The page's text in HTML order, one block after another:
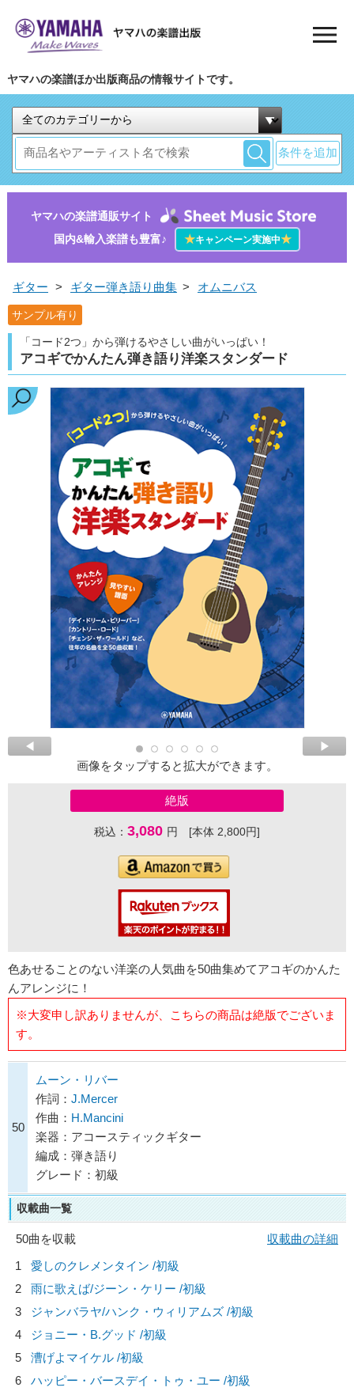
ヤマハの楽譜ほか出版商品の情報サイトです。
条件を追加
ヤマハの楽譜通販サイト
国内&輸入楽譜も豊富♪
★キャンペーン実施中★
ギター > ギター弾き語り曲集 > オムニバス
サンプル有り
「コード2つ」から弾けるやさしい曲がいっぱい！
アコギでかんたん弾き語り洋楽スタンダード
画像をタップすると拡大ができます。
絶版
税込： 3,080 円 [本体 2,800円]
色あせることのない洋楽の人気曲を50曲集めてアコギのかんた
んアレンジに！
※大変申し訳ありませんが、こちらの商品は絶版でございま
す。
50
ムーン・リバー
作詞： J.Mercer
作曲： H.Mancini
楽器：アコースティックギター
編成：弾き語り
グレード：初級
収載曲一覧
50曲を収載
収載曲の詳細
1
愛しのクレメンタイン /初級
2
雨に歌えば/ジーン・ケリー /初級
3
ジャンバラヤ/ハンク・ウィリアムズ /初級
4
ジョニー・B.グッド /初級
5
漕げよマイケル /初級
6
ハッピー・バースデイ・トゥ・ユー /初級